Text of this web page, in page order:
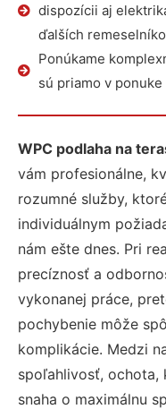
dispozícii aj
ďalších
Ponúkame
sú priamo v
WPC podlaha na
vám profesionálne,
rozumné služby,
individuálnym
nám ešte dnes. Pri
precíznosť a
vykonanej práce,
pochybenie môže
komplikácie. Medzi
spoľahlivosť, ochota,
snaha o maximálnu